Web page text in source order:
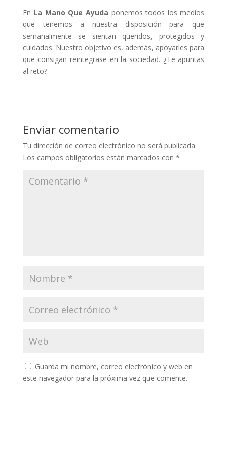
En La Mano Que Ayuda ponemos todos los medios
que tenemos a nuestra disposición para que
semanalmente se sientan queridos, protegidos y
cuidados. Nuestro objetivo es, además, apoyarles para
que consigan reintegrase en la sociedad. ¿Te apuntas
al reto?
Enviar comentario
Tu dirección de correo electrónico no será publicada.
Los campos obligatorios están marcados con *
Guarda mi nombre, correo electrónico y web en
este navegador para la próxima vez que comente.